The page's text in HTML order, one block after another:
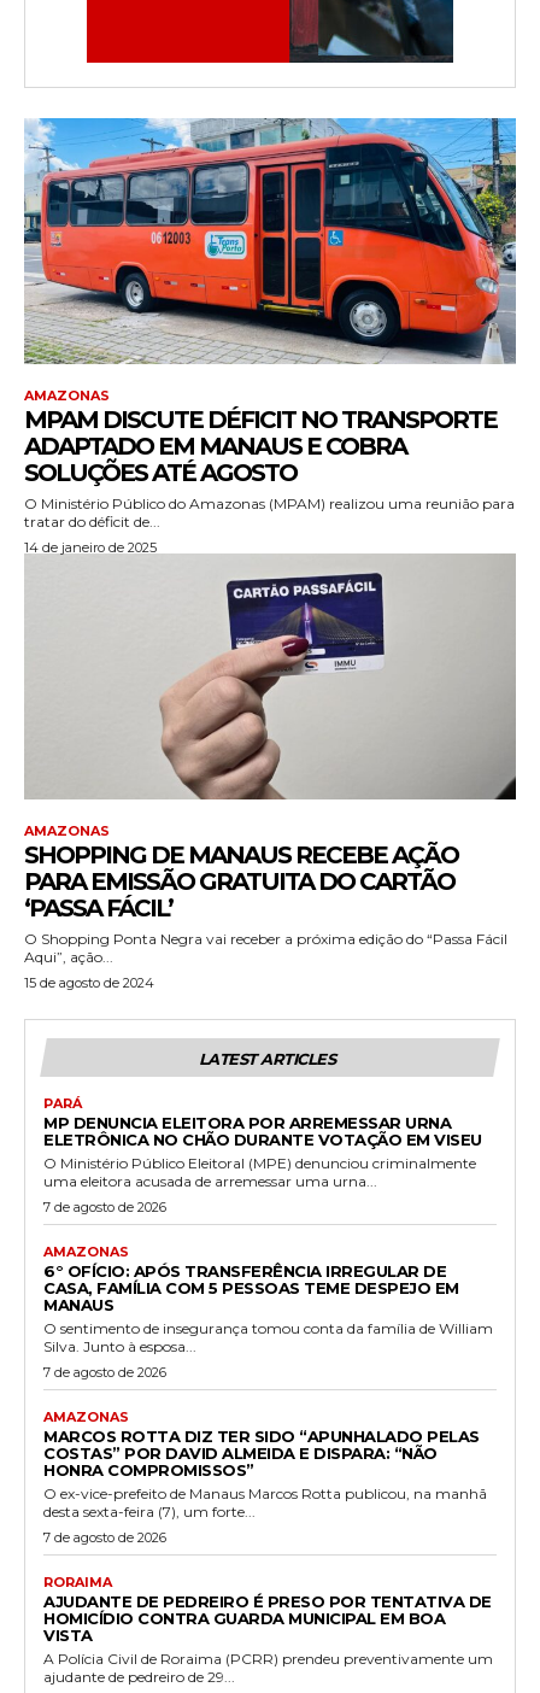
AMAZONAS
MPAM DISCUTE DÉFICIT NO TRANSPORTE
ADAPTADO EM MANAUS E COBRA
SOLUÇÕES ATÉ AGOSTO
O Ministério Público do Amazonas (MPAM) realizou uma reunião para
tratar do déficit de...
14 de janeiro de 2025
AMAZONAS
SHOPPING DE MANAUS RECEBE AÇÃO
PARA EMISSÃO GRATUITA DO CARTÃO
‘PASSA FÁCIL’
O Shopping Ponta Negra vai receber a próxima edição do “Passa Fácil
Aqui”, ação...
15 de agosto de 2024
LATEST ARTICLES
PARÁ
MP DENUNCIA ELEITORA POR ARREMESSAR URNA
ELETRÔNICA NO CHÃO DURANTE VOTAÇÃO EM VISEU
O Ministério Público Eleitoral (MPE) denunciou criminalmente
uma eleitora acusada de arremessar uma urna...
7 de agosto de 2026
AMAZONAS
6° OFÍCIO: APÓS TRANSFERÊNCIA IRREGULAR DE
CASA, FAMÍLIA COM 5 PESSOAS TEME DESPEJO EM
MANAUS
O sentimento de insegurança tomou conta da família de William
Silva. Junto à esposa...
7 de agosto de 2026
AMAZONAS
MARCOS ROTTA DIZ TER SIDO “APUNHALADO PELAS
COSTAS” POR DAVID ALMEIDA E DISPARA: “NÃO
HONRA COMPROMISSOS”
O ex-vice-prefeito de Manaus Marcos Rotta publicou, na manhã
desta sexta-feira (7), um forte...
7 de agosto de 2026
RORAIMA
AJUDANTE DE PEDREIRO É PRESO POR TENTATIVA DE
HOMICÍDIO CONTRA GUARDA MUNICIPAL EM BOA
VISTA
A Polícia Civil de Roraima (PCRR) prendeu preventivamente um
ajudante de pedreiro de 29...